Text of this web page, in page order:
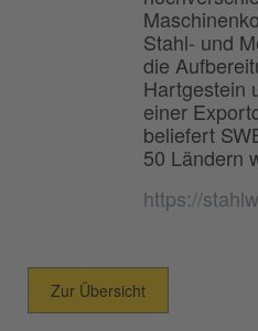
Stahl- und
die
Hartgestein
einer
beliefert
50 Ländern
https://
Zur Übersicht